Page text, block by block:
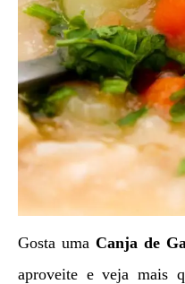
Gosta uma Canja de
aproveite e veja mais